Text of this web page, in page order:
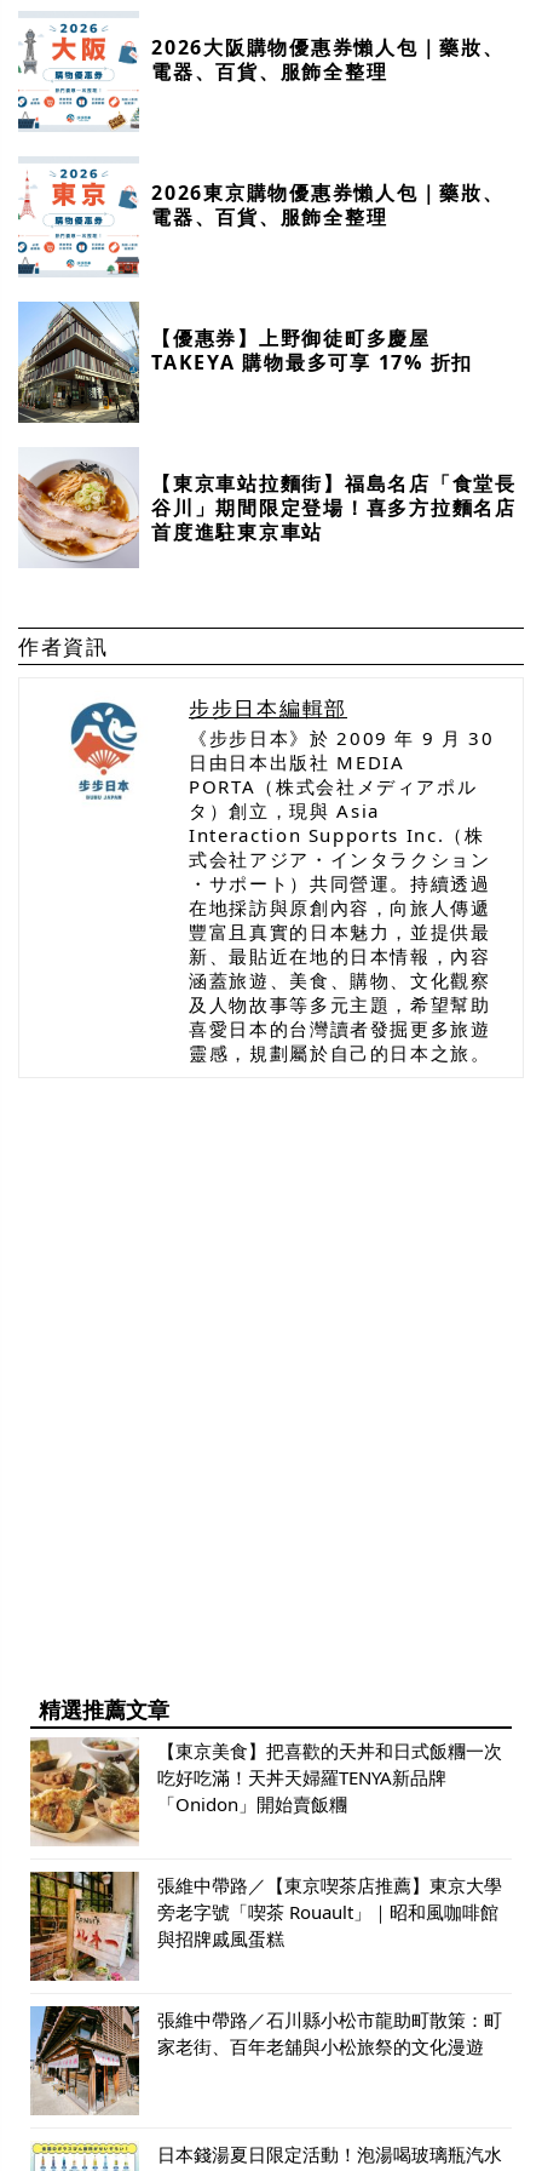
2026大阪購物優惠券懶人包｜藥妝、
電器、百貨、服飾全整理
2026東京購物優惠券懶人包｜藥妝、
電器、百貨、服飾全整理
【優惠券】上野御徒町多慶屋
TAKEYA 購物最多可享 17% 折扣
【東京車站拉麵街】福島名店「食堂長
谷川」期間限定登場！喜多方拉麵名店
首度進駐東京車站
作者資訊
步步日本編輯部
《步步日本》於 2009 年 9 月 30
日由日本出版社 MEDIA
PORTA（株式会社メディアポル
タ）創立，現與 Asia
Interaction Supports Inc.（株
式会社アジア・インタラクション
・サポート）共同營運。持續透過
在地採訪與原創內容，向旅人傳遞
豐富且真實的日本魅力，並提供最
新、最貼近在地的日本情報，內容
涵蓋旅遊、美食、購物、文化觀察
及人物故事等多元主題，希望幫助
喜愛日本的台灣讀者發掘更多旅遊
靈感，規劃屬於自己的日本之旅。
精選推薦文章
【東京美食】把喜歡的天丼和日式飯糰一次
吃好吃滿！天丼天婦羅TENYA新品牌
「Onidon」開始賣飯糰
張維中帶路／【東京喫茶店推薦】東京大學
旁老字號「喫茶 Rouault」｜昭和風咖啡館
與招牌戚風蛋糕
張維中帶路／石川縣小松市龍助町散策：町
家老街、百年老舖與小松旅祭的文化漫遊
日本錢湯夏日限定活動！泡湯喝玻璃瓶汽水